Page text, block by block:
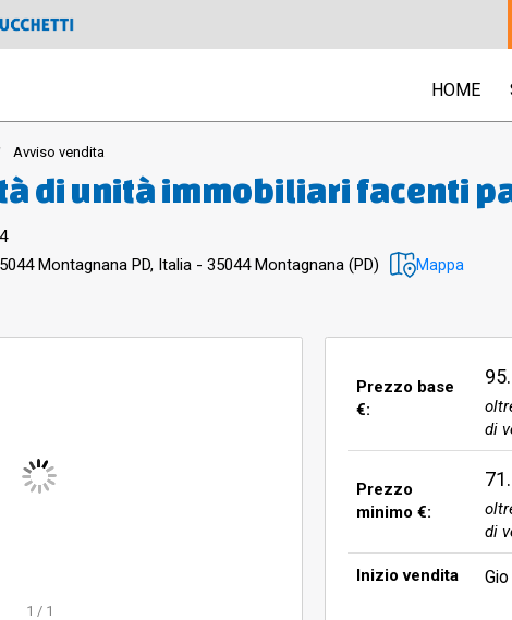
HOME
Avviso vendita
di unità immobiliari facenti
Comune di Montagnana
precisamente appartamento
piano terra per una
mq. 214
Montagnana PD, Italia - 35044 Montagnana (PD) Mappa
1 / 1
Prezzo base
€:
di
Prezzo
minimo €:
di
Inizio vendita Gio